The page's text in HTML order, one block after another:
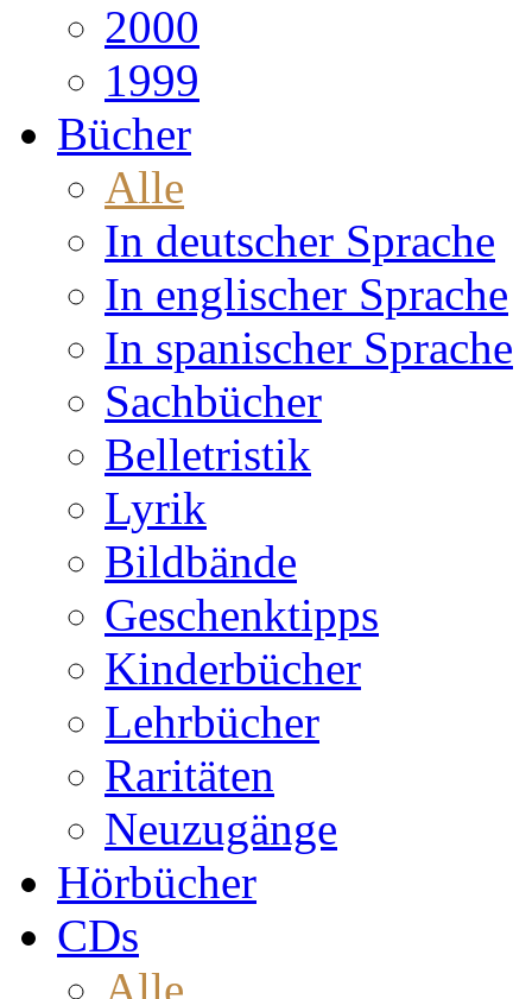
2000
1999
Bücher
Alle
In deutscher Sprache
In englischer Sprache
In spanischer Sprache
Sachbücher
Belletristik
Lyrik
Bildbände
Geschenktipps
Kinderbücher
Lehrbücher
Raritäten
Neuzugänge
Hörbücher
CDs